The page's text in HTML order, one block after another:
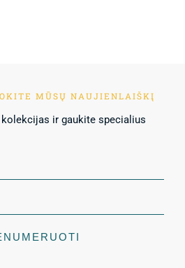
MŪSŲ NAUJIENLAIŠKĮ
ir gaukite specialius